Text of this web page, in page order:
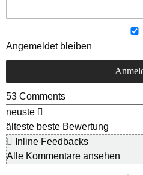
Angemeldet bleiben
53 Comments
neuste
älteste beste Bewertung
Inline Feedbacks
Alle Kommentare ansehen